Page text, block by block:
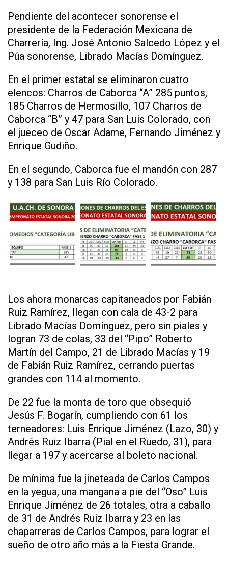
Pendiente del acontecer sonorense el
presidente de la Federación Mexicana de
Charrería, Ing. José Antonio Salcedo López y el
Púa sonorense, Librado Macías Domínguez.
En el primer estatal se eliminaron cuatro
elencos: Charros de Caborca “A” 285 puntos,
185 Charros de Hermosillo, 107 Charros de
Caborca “B” y 47 para San Luis Colorado, con
el jueceo de Oscar Adame, Fernando Jiménez y
Enrique Gudiño.
En el segundo, Caborca fue el mandón con 287
y 138 para San Luis Río Colorado.
Los ahora monarcas capitaneados por Fabián
Ruiz Ramírez, llegan con cala de 43-2 para
Librado Macías Domínguez, pero sin piales y
logran 73 de colas, 33 del “Pipo” Roberto
Martín del Campo, 21 de Librado Macías y 19
de Fabián Ruiz Ramírez, cerrando puertas
grandes con 114 al momento.
De 22 fue la monta de toro que obsequió
Jesús F. Bogarín, cumpliendo con 61 los
terneadores: Luis Enrique Jiménez (Lazo, 30) y
Andrés Ruiz Ibarra (Pial en el Ruedo, 31), para
llegar a 197 y acercarse al boleto nacional.
De mínima fue la jineteada de Carlos Campos
en la yegua, una mangana a pie del “Oso” Luis
Enrique Jiménez de 26 totales, otra a caballo
de 31 de Andrés Ruiz Ibarra y 23 en las
chaparreras de Carlos Campos, para lograr el
sueño de otro año más a la Fiesta Grande.